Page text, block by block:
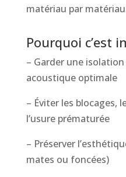
matériau par
Pourquoi c’est
– Garder une
acoustique optimale
– Éviter les blocages,
l’usure prématurée
– Préserver
mates ou foncées)